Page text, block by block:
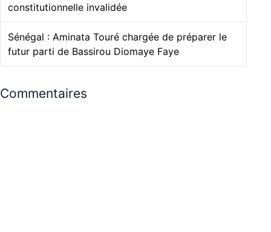
constitutionnelle invalidée
Sénégal : Aminata Touré chargée de préparer le
futur parti de Bassirou Diomaye Faye
Commentaires